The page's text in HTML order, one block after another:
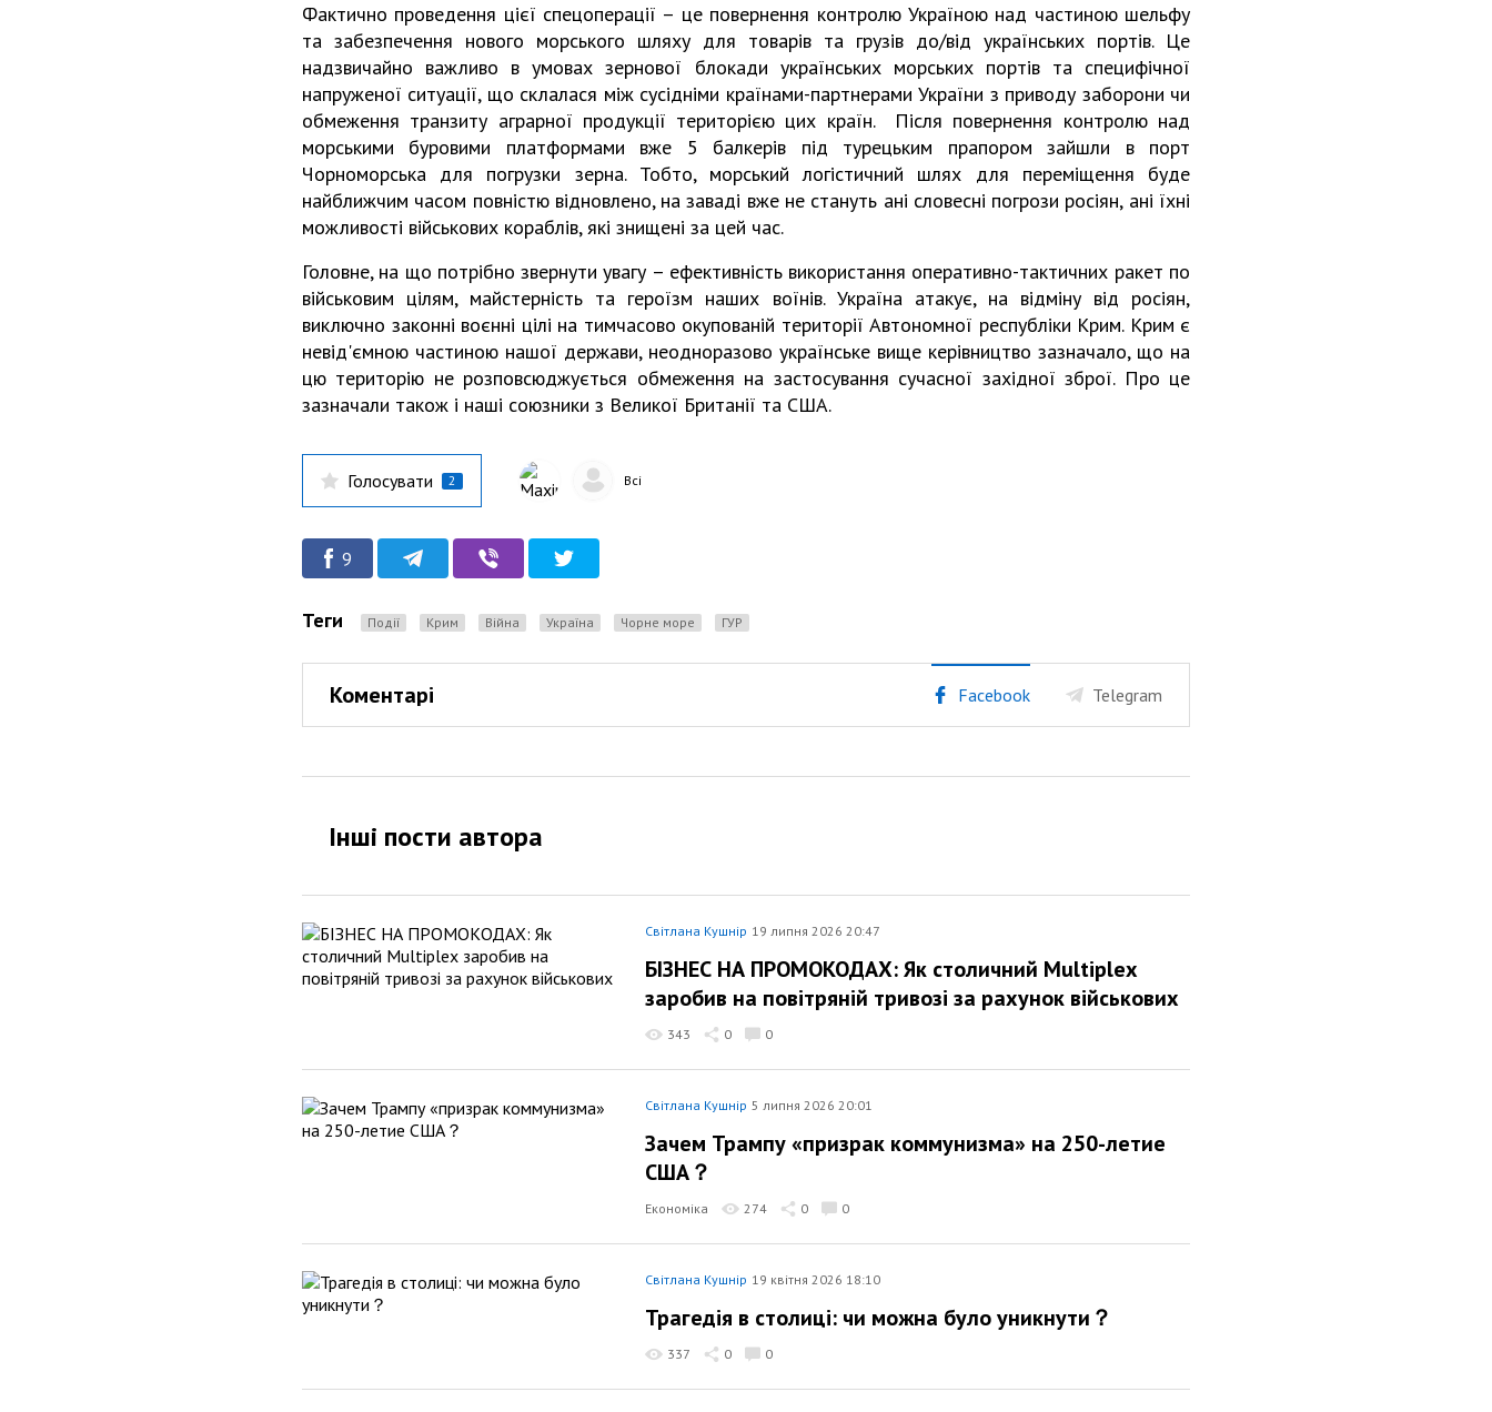
Фактично проведення цієї спецоперації – це повернення контролю Україною над частиною шельфу
та забезпечення нового морського шляху для товарів та грузів до/від українських портів. Це
надзвичайно важливо в умовах зернової блокади українських морських портів та специфічної
напруженої ситуації, що склалася між сусідніми країнами-партнерами України з приводу заборони чи
обмеження транзиту аграрної продукції територією цих країн. Після повернення контролю над
морськими буровими платформами вже 5 балкерів під турецьким прапором зайшли в порт
Чорноморська для погрузки зерна. Тобто, морський логістичний шлях для переміщення буде
найближчим часом повністю відновлено, на заваді вже не стануть ані словесні погрози росіян, ані їхні
можливості військових кораблів, які знищені за цей час.
Головне, на що потрібно звернути увагу – ефективність використання оперативно-тактичних ракет по
військовим цілям, майстерність та героїзм наших воїнів. Україна атакує, на відміну від росіян,
виключно законні воєнні цілі на тимчасово окупованій території Автономної республіки Крим. Крим є
невід'ємною частиною нашої держави, неодноразово українське вище керівництво зазначало, що на
цю територію не розповсюджується обмеження на застосування сучасної західної зброї. Про це
зазначали також і наші союзники з Великої Британії та США.
Голосувати 2 Всі
9
Теги Події Крим Війна Україна Чорне море ГУР
Коментарі Facebook Telegram
Інші пости автора
Світлана Кушнір 19 липня 2026 20:47
БІЗНЕС НА ПРОМОКОДАХ: Як столичний Multiplex
заробив на повітряній тривозі за рахунок військових
343 0 0
Світлана Кушнір 5 липня 2026 20:01
Зачем Трампу «призрак коммунизма» на 250-летие
США？
Економіка 274 0 0
Світлана Кушнір 19 квітня 2026 18:10
Трагедія в столиці: чи можна було уникнути？
337 0 0